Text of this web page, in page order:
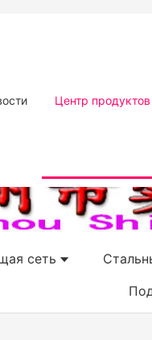
Центр продуктов
сеть